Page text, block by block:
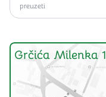
preuzeti
Grčića Milenka 1